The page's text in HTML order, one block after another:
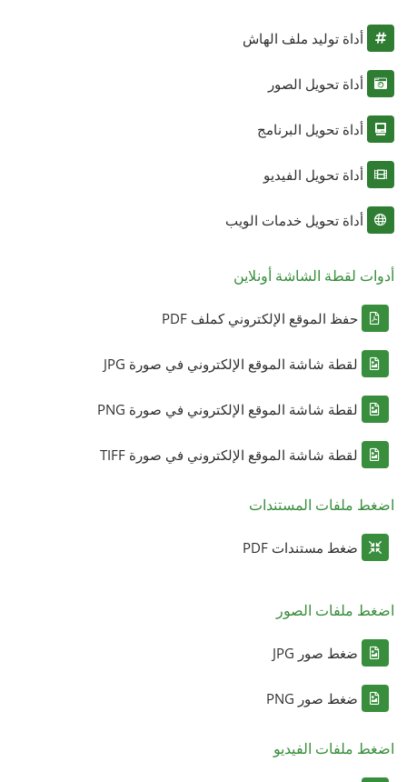
أداة توليد ملف الهاش
أداة تحويل الصور
أداة تحويل البرنامج
أداة تحويل الفيديو
أداة تحويل خدمات الويب
أدوات لقطة الشاشة أونلاين
حفظ الموقع الإلكتروني كملف PDF
لقطة شاشة الموقع الإلكتروني في صورة JPG
لقطة شاشة الموقع الإلكتروني في صورة PNG
لقطة شاشة الموقع الإلكتروني في صورة TIFF
اضغط ملفات المستندات
ضغط مستندات PDF
اضغط ملفات الصور
ضغط صور JPG
ضغط صور PNG
اضغط ملفات الفيديو